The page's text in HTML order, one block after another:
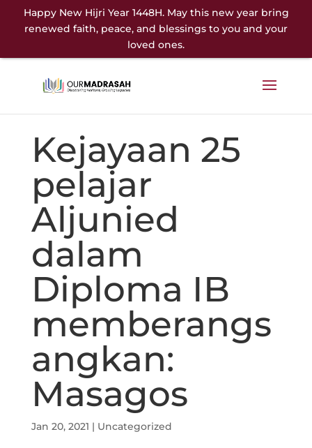
Kejayaan 25
pelajar
Aljunied
dalam
Diploma IB
memberangs
angkan:
Masagos
Jan 20, 2021 | Uncategorized
Happy New Hijri Year 1448H. May this new year bring
renewed faith, peace, and blessings to you and your
loved ones.